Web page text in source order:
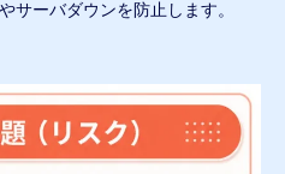
サーバダウンを防止します。